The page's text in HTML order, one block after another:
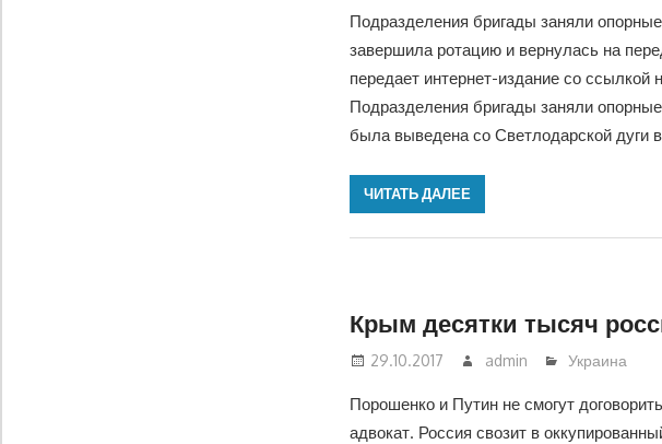
Подразделения бригады заняли
завершила ротацию и вернулась на
передает интернет-издание со
Подразделения бригады заняли
была выведена со Светлодарской дуги
ЧИТАТЬ ДАЛЕЕ
Крым десятки тысяч
29.10.2017 admin Украина
Порошенко и Путин не смогут
адвокат. Россия свозит в